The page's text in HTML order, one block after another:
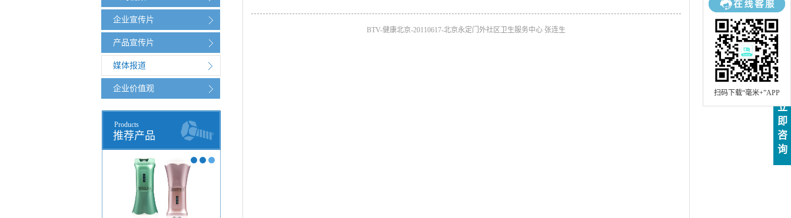
企业宣传片
产品宣传片
媒体报道
企业价值观
推荐产品
Products
BTV-健康北京-20110617-北京永定门外社区卫生服务中心 张连生
扫码下载“毫米+”APP
立
即
咨
询